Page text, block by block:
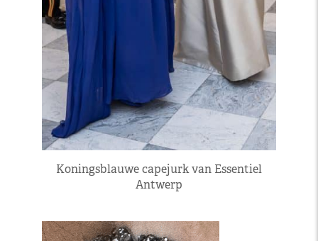
Koningsblauwe capejurk van Essentiel
Antwerp